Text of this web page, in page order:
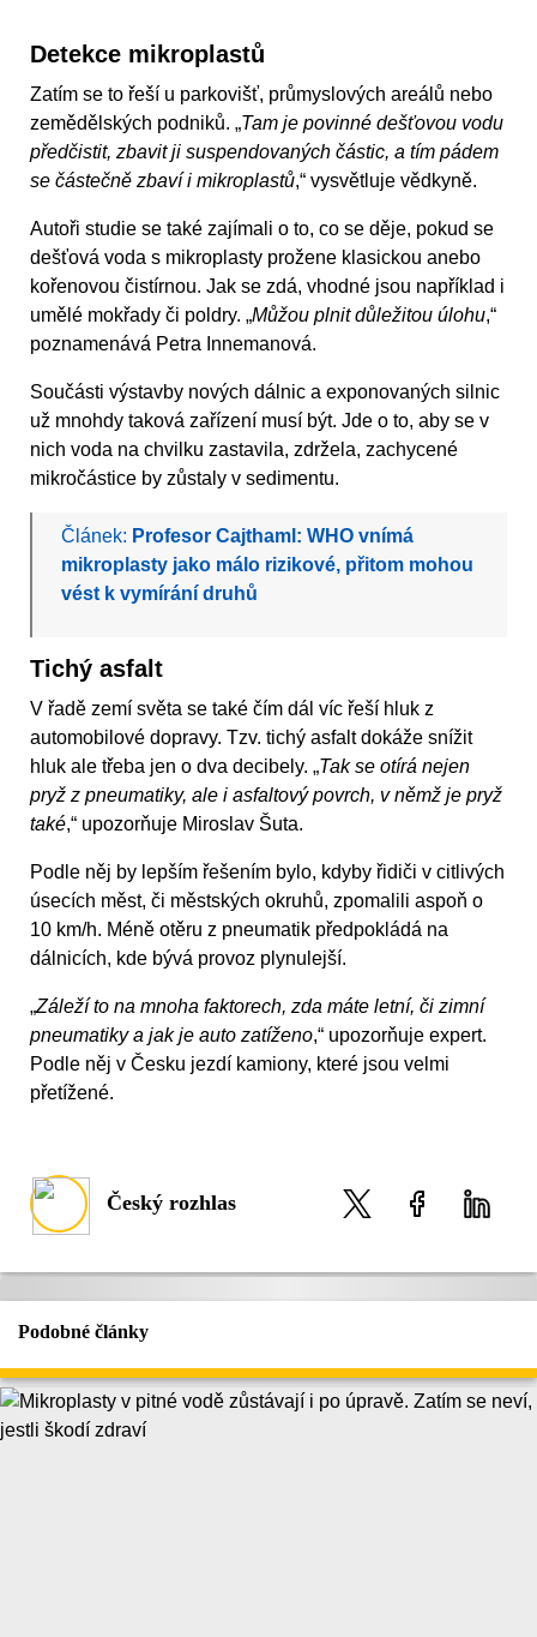
Detekce mikroplastů
Zatím se to řeší u parkovišť, průmyslových areálů nebo
zemědělských podniků. „Tam je povinné dešťovou vodu
předčistit, zbavit ji suspendovaných částic, a tím pádem
se částečně zbaví i mikroplastů,“ vysvětluje vědkyně.
Autoři studie se také zajímali o to, co se děje, pokud se
dešťová voda s mikroplasty prožene klasickou anebo
kořenovou čistírnou. Jak se zdá, vhodné jsou například i
umělé mokřady či poldry. „Můžou plnit důležitou úlohu,“
poznamenává Petra Innemanová.
Součásti výstavby nových dálnic a exponovaných silnic
už mnohdy taková zařízení musí být. Jde o to, aby se v
nich voda na chvilku zastavila, zdržela, zachycené
mikročástice by zůstaly v sedimentu.
Článek: Profesor Cajthaml: WHO vnímá
mikroplasty jako málo rizikové, přitom mohou
vést k vymírání druhů
Tichý asfalt
V řadě zemí světa se také čím dál víc řeší hluk z
automobilové dopravy. Tzv. tichý asfalt dokáže snížit
hluk ale třeba jen o dva decibely. „Tak se otírá nejen
pryž z pneumatiky, ale i asfaltový povrch, v němž je pryž
také,“ upozorňuje Miroslav Šuta.
Podle něj by lepším řešením bylo, kdyby řidiči v citlivých
úsecích měst, či městských okruhů, zpomalili aspoň o
10 km/h. Méně otěru z pneumatik předpokládá na
dálnicích, kde bývá provoz plynulejší.
„Záleží to na mnoha faktorech, zda máte letní, či zimní
pneumatiky a jak je auto zatíženo,“ upozorňuje expert.
Podle něj v Česku jezdí kamiony, které jsou velmi
přetížené.
Český rozhlas
Podobné články